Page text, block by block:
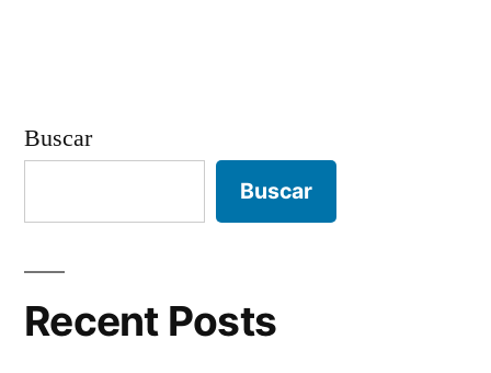
Buscar
Buscar
Recent Posts